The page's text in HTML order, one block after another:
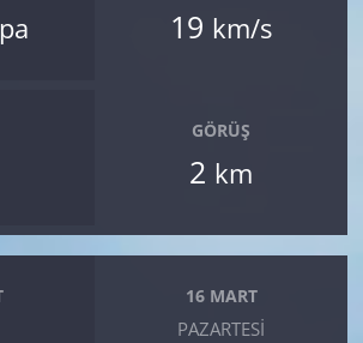
19 km/s
GÖRÜŞ
2 km
16 MART
PAZARTESI